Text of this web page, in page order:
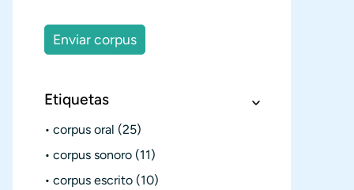
Enviar corpus
Etiquetas
corpus oral (25)
corpus sonoro (11)
corpus escrito (10)